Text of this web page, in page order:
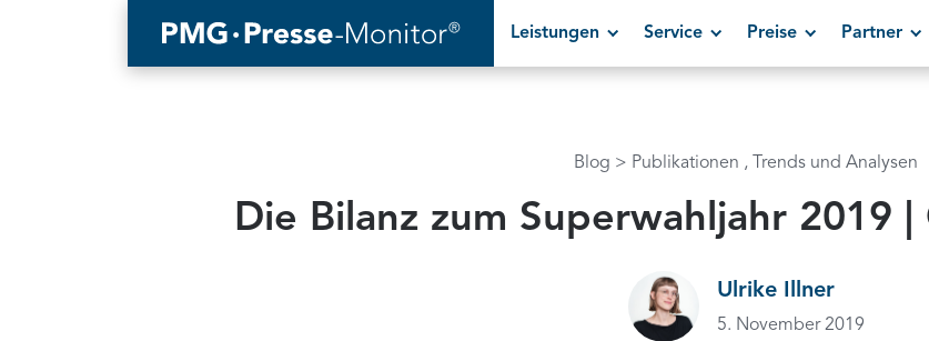
Leistungen Service Preise Partner
Blog Publikationen Trends und Analysen
Die Bilanz zum Superwahljahr 2019
Ulrike Illner
5. November 2019